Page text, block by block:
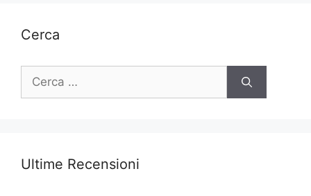
Cerca
Ricerca
Ultime Recensioni